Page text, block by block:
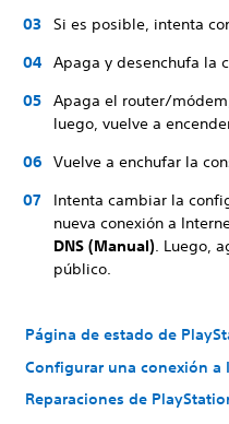
Si es posible, intenta
Apaga y desenchufa la
Apaga el router/
luego, vuelve a
Vuelve a enchufar la
Intenta cambiar la
nueva conexión a
DNS (Manual). Luego,
público.
Página de estado de
Configurar una conexión a
Reparaciones de